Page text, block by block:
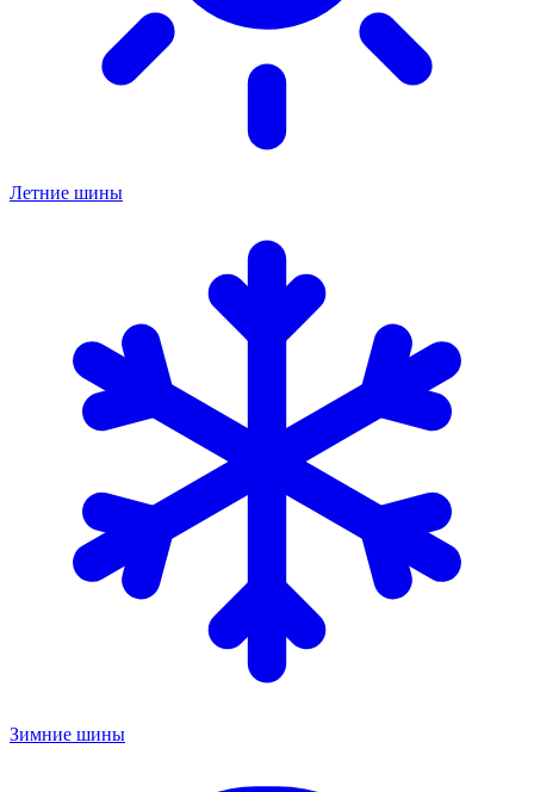
Летние шины
Зимние шины